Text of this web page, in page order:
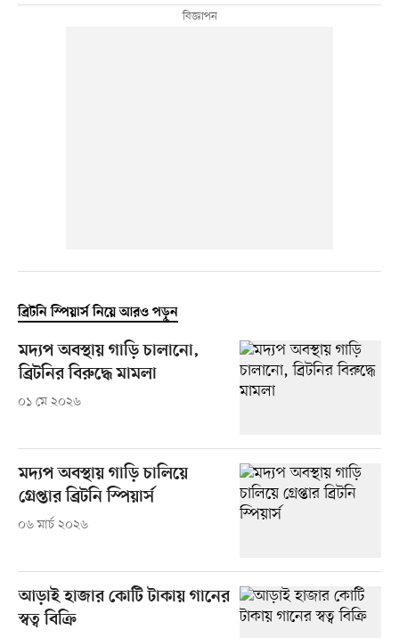
ব্রিটনি স্পিয়ার্স নিয়ে আরও পড়ুন
মদ্যপ অবস্থায় গাড়ি চালানো,
ব্রিটনির বিরুদ্ধে মামলা
০১ মে ২০২৬
মদ্যপ অবস্থায় গাড়ি চালিয়ে
গ্রেপ্তার ব্রিটনি স্পিয়ার্স
০৬ মার্চ ২০২৬
আড়াই হাজার কোটি টাকায় গানের
স্বত্ব বিক্রি